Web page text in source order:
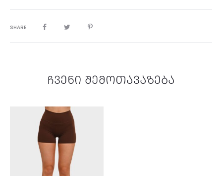
SHARE
ჩვენი შემოთავაზება